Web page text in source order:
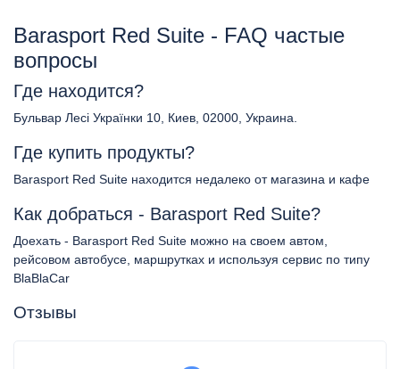
Barasport Red Suite - FAQ частые
вопросы
Где находится?
Бульвар Лесі Українки 10, Киев, 02000, Украина.
Где купить продукты?
Barasport Red Suite находится недалеко от магазина и кафе
Как добраться - Barasport Red Suite?
Доехать - Barasport Red Suite можно на своем автом,
рейсовом автобусе, маршрутках и используя сервис по типу
BlaBlaCar
Отзывы